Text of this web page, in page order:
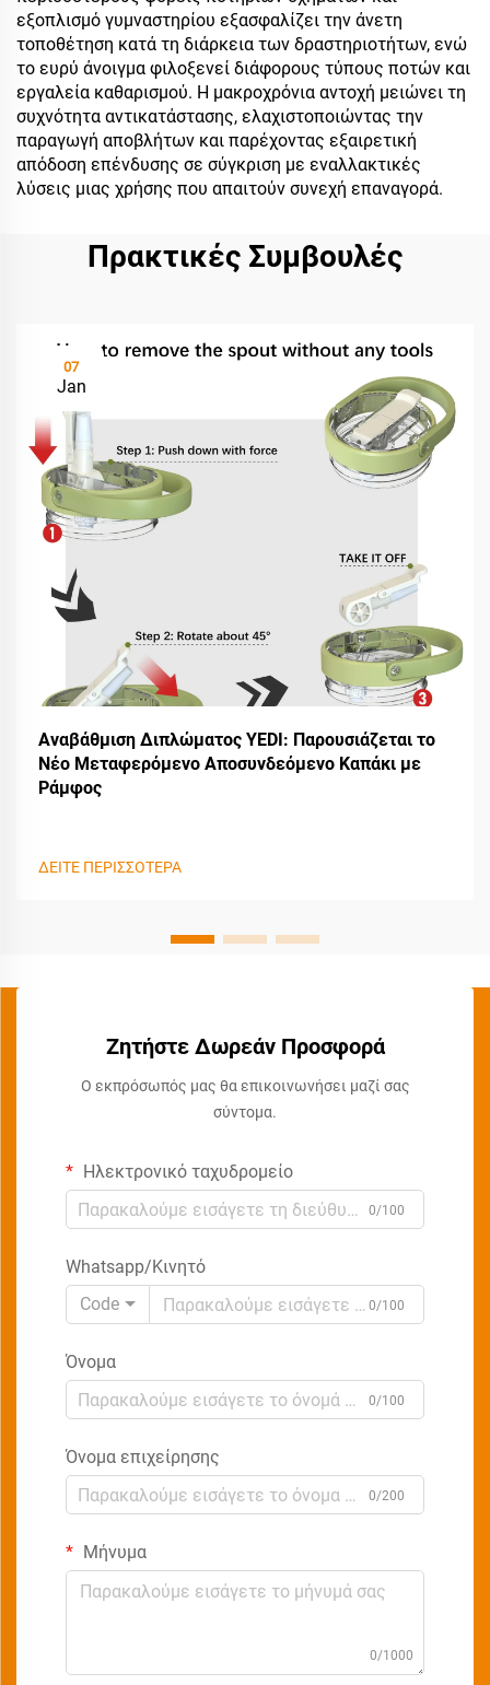
εξοπλισμό γυμναστηρίου εξασφαλίζει την άνετη
τοποθέτηση κατά τη διάρκεια των δραστηριοτήτων, ενώ
το ευρύ άνοιγμα φιλοξενεί διάφορους τύπους ποτών και
εργαλεία καθαρισμού. Η μακροχρόνια αντοχή μειώνει τη
συχνότητα αντικατάστασης, ελαχιστοποιώντας την
παραγωγή αποβλήτων και παρέχοντας εξαιρετική
απόδοση επένδυσης σε σύγκριση με εναλλακτικές
λύσεις μιας χρήσης που απαιτούν συνεχή επαναγορά.
Πρακτικές Συμβουλές
07
Jan
Αναβάθμιση Διπλώματος YEDI: Παρουσιάζεται το
Νέο Μεταφερόμενο Αποσυνδεόμενο Καπάκι με
Ράμφος
ΔΕΙΤΕ ΠΕΡΙΣΣΟΤΕΡΑ
Ζητήστε Δωρεάν Προσφορά
Ο εκπρόσωπός μας θα επικοινωνήσει μαζί σας
σύντομα.
Ηλεκτρονικό ταχυδρομείο
0/100
Whatsapp/Κινητό
Code
0/100
Όνομα
0/100
Όνομα επιχείρησης
0/200
Μήνυμα
0/1000